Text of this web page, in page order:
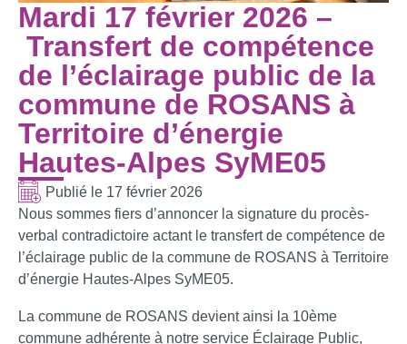
Mardi 17 février 2026 –
Transfert de compétence
de l’éclairage public de la
commune de ROSANS à
Territoire d’énergie
Hautes-Alpes SyME05
Publié le 17 février 2026
Nous sommes fiers d’annoncer la signature du procès-
verbal contradictoire actant le transfert de compétence de
l’éclairage public de la commune de ROSANS à Territoire
d’énergie Hautes-Alpes SyME05.
La commune de ROSANS devient ainsi la 10ème
commune adhérente à notre service Éclairage Public,